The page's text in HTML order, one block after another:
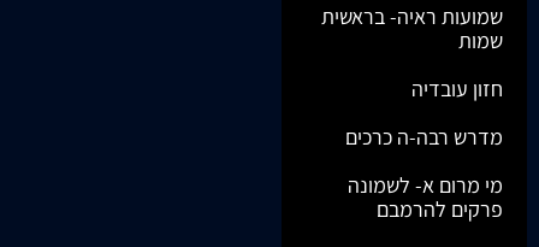
שמועות ראיה- בראשית
שמות
חזון עובדיה
מדרש רבה-ה כרכים
מי מרום א- לשמונה
פרקים להרמבם